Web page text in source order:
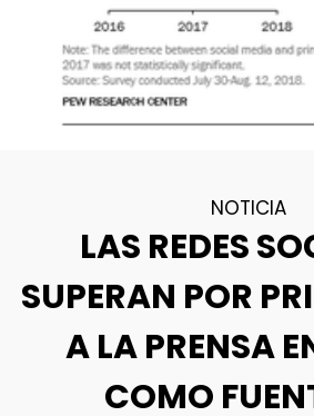
NOTICIA
LAS REDES
SUPERAN POR
A LA PRENSA
COMO